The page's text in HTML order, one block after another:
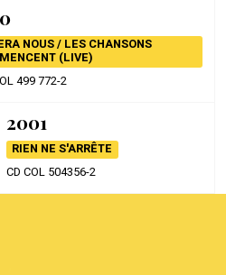
NOUS / LES CHANSONS
(LIVE)
499 772-2
2001
RIEN NE S'ARRÊTE
CD COL 504356-2